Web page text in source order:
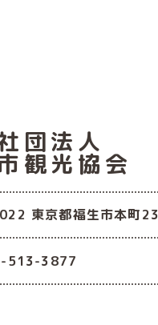
団法人
観光協会
東京都福生市本町23
513-3877